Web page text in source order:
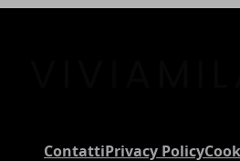
ContattiPrivacy Policy